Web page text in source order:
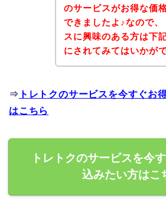
のサービスがお得な価
できましたよ♪なので
スに興味のある方は下
にされてみてはいかが
⇒ トレトクのサービスを今すぐお
はこちら
トレトクのサービスを今
込みたい方はこ